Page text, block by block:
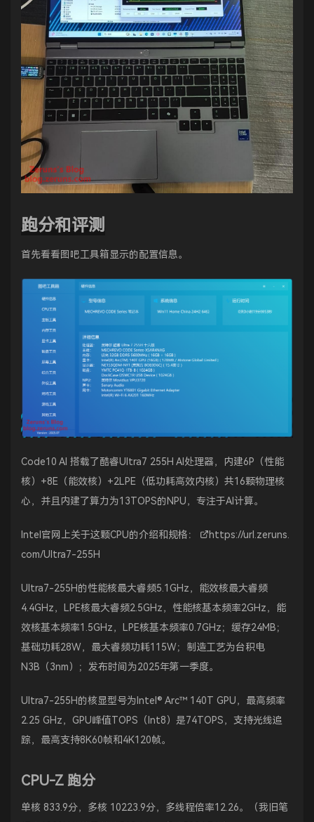
跑分和评测
首先看看图吧工具箱显示的配置信息。
Code10 AI 搭载了酷睿Ultra7 255H AI处理器，内建6P（性能
核）+8E（能效核）+2LPE（低功耗高效内核）共16颗物理核
心，并且内建了算力为13TOPS的NPU，专注于AI计算。
Intel官网上关于这颗CPU的介绍和规格：
https://url.zeruns.
com/Ultra7-255H
Ultra7-255H的性能核最大睿频5.1GHz，能效核最大睿频
4.4GHz，LPE核最大睿频2.5GHz，性能核基本频率2GHz，能
效核基本频率1.5GHz，LPE核基本频率0.7GHz；缓存24MB；
基础功耗28W，最大睿频功耗115W；制造工艺为台积电
N3B（3nm）；发布时间为2025年第一季度。
Ultra7-255H的核显型号为Intel® Arc™ 140T GPU，最高频率
2.25 GHz，GPU峰值TOPS（Int8）是74TOPS，支持光线追
踪，最高支持8K60帧和4K120帧。
CPU-Z 跑分
单核 833.9分，多核 10223.9分，多线程倍率12.26。（我旧笔